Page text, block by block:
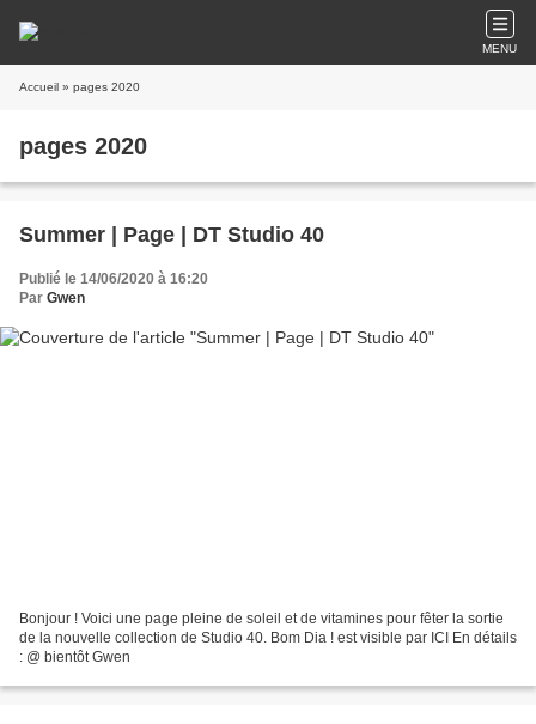
MENU
Accueil » pages 2020
pages 2020
Summer | Page | DT Studio 40
Publié le 14/06/2020 à 16:20
Par Gwen
Bonjour ! Voici une page pleine de soleil et de vitamines pour fêter la sortie
de la nouvelle collection de Studio 40. Bom Dia ! est visible par ICI En détails
: @ bientôt Gwen